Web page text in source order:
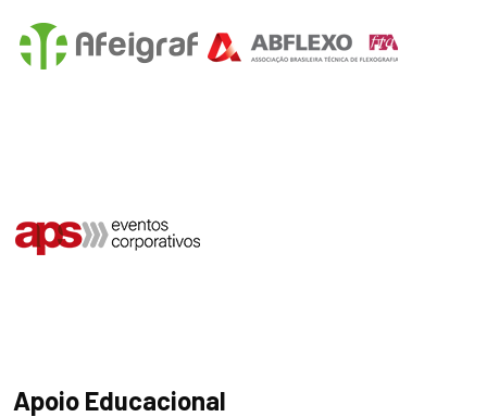
Apoio Educacional